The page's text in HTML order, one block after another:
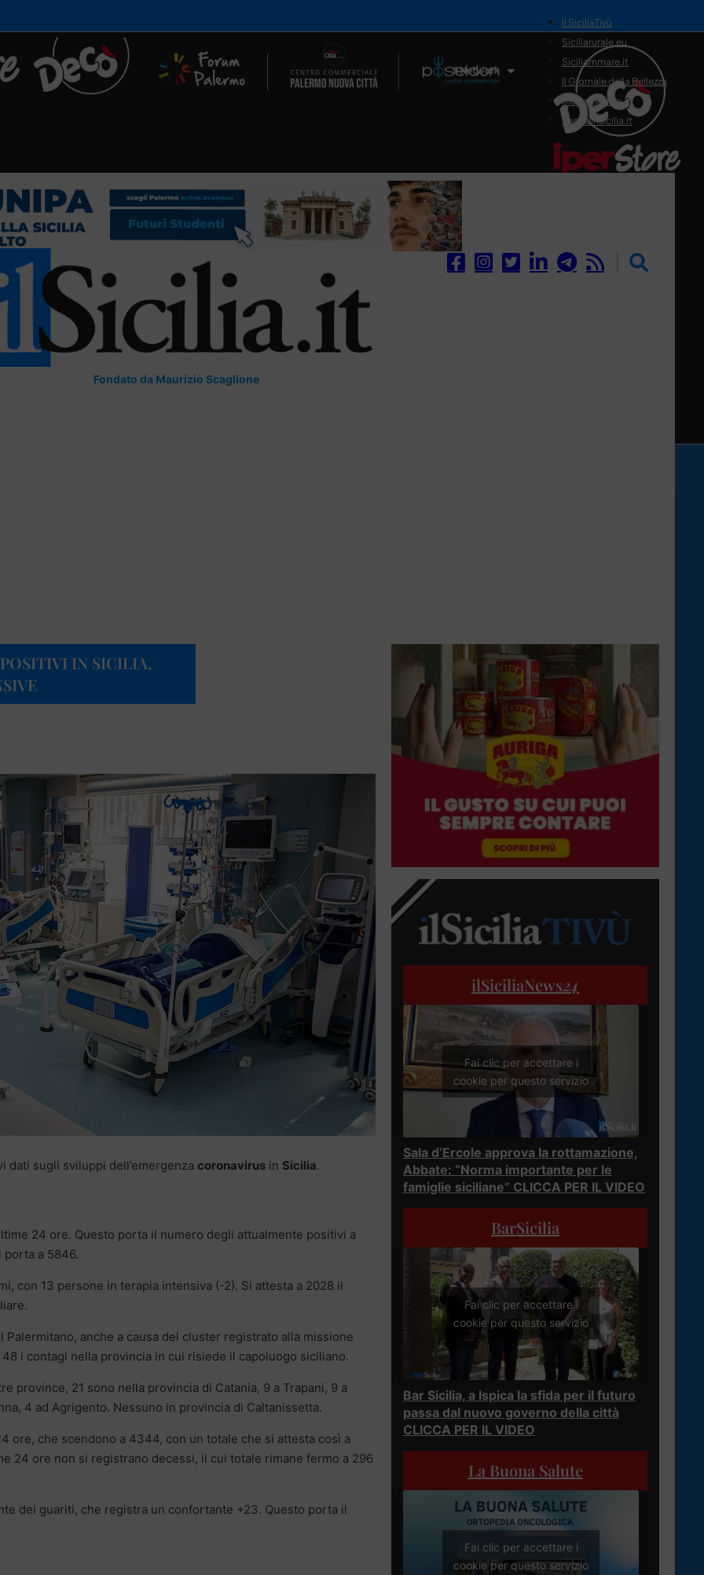
Il Network
il SiciliaTivù
Siciliarurale.eu
Siciliammare.it
Il Giornale della Bellezza
Siciliamedica.it
Sanitainsicilia.it
Fondato da Maurizio Scaglione
IN SICILIA,
dati sugli sviluppi dell’emergenza coronavirus in Sicilia.
24 ore. Questo porta il numero degli attualmente positivi a
a 5846.
con 13 persone in terapia intensiva (-2). Si attesta a 2028 il
anche a causa del cluster registrato alla missione
i contagi nella provincia in cui risiede il capoluogo siciliano.
province, 21 sono nella provincia di Catania, 9 a Trapani, 9 a
4 ad Agrigento. Nessuno in provincia di Caltanissetta.
ore, che scendono a 4344, con un totale che si attesta così a
24 ore non si registrano decessi, il cui totale rimane fermo a 296
dei guariti, che registra un confortante +23. Questo porta il
ilSiciliaNews24
Fai clic per accettare i
cookie per questo servizio
Sala d’Ercole approva la rottamazione,
Abbate: “Norma importante per le
famiglie siciliane” CLICCA PER IL VIDEO
BarSicilia
Fai clic per accettare i
cookie per questo servizio
Bar Sicilia, a Ispica la sfida per il futuro
passa dal nuovo governo della città
CLICCA PER IL VIDEO
La Buona Salute
Fai clic per accettare i
cookie per questo servizio